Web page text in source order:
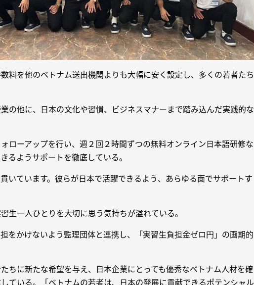
料を他のベトナム送出機関よりも大幅に安く設定し、多くの若者たち
の他に、日本の文化や習慣、ビジネスマナーまで踏み込んだ実践的な
ローアップを行い、週２回２時間ずつの無料オンライン日本語研修な
るようサポートを徹底している。
いています。彼らが日本で活躍できるよう、あらゆる面でサポートす
生一人ひとりを大切に思う気持ちが溢れている。
をかけないよう監理団体と連携し、「実習生負担金ゼロ円」の画期的
ちに新たな希望を与え、日本企業にとっても優秀なベトナム人材を確
ている。「ベトナムの若者は、日本の発展に貢献できるポテンシャル